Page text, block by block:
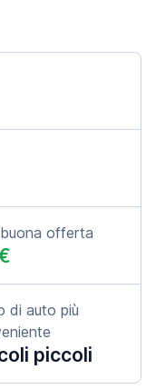
offerta
di auto più
piccoli